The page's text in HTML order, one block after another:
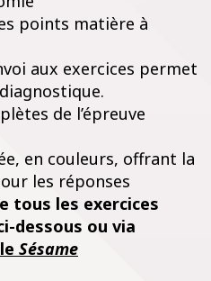
points matière à
aux exercices permet
de l’épreuve
en couleurs, offrant la
les réponses
tous les exercices
dessous ou via
Sésame